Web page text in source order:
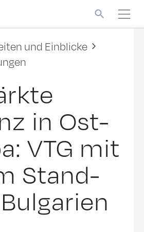
und Einblicke
in Ost-
VTG mit
Stand-